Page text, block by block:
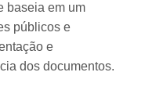
baseia em um
públicos e
e
dos documentos.